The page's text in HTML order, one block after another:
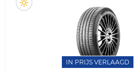
IN PRIJS VERLAAGD